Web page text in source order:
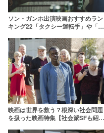
ソン・ガンホ出演映画おすすめラン
キング22「タクシー運転手」や「パ
映画は世界を救う？根深い社会問題
を扱った映画特集【社会派SFも紹